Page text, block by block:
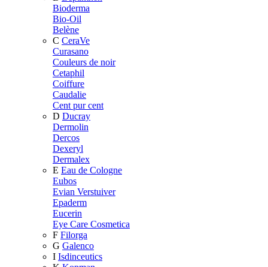
Bioderma
Bio-Oil
Belène
C CeraVe
Curasano
Couleurs de noir
Cetaphil
Coiffure
Caudalie
Cent pur cent
D Ducray
Dermolin
Dercos
Dexeryl
Dermalex
E Eau de Cologne
Eubos
Evian Verstuiver
Epaderm
Eucerin
Eye Care Cosmetica
F Filorga
G Galenco
I Isdinceutics